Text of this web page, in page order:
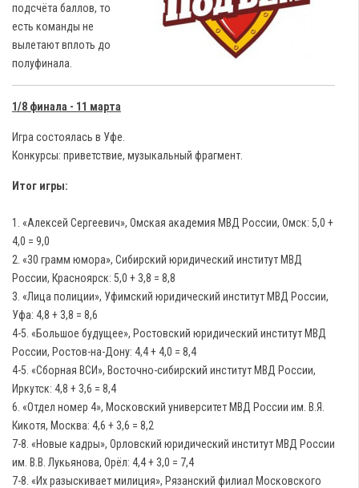
подсчёта баллов, то
есть команды не
вылетают вплоть до
полуфинала.
1/8 финала - 11 марта
Игра состоялась в Уфе.
Конкурсы: приветствие, музыкальный фрагмент.
Итог игры:
1. «Алексей Сергеевич», Омская академия МВД России, Омск: 5,0 +
4,0 = 9,0
2. «30 грамм юмора», Сибирский юридический институт МВД
России, Красноярск: 5,0 + 3,8 = 8,8
3. «Лица полиции», Уфимский юридический институт МВД России,
Уфа: 4,8 + 3,8 = 8,6
4-5. «Большое будущее», Ростовский юридический институт МВД
России, Ростов-на-Дону: 4,4 + 4,0 = 8,4
4-5. «Сборная ВСИ», Восточно-сибирский институт МВД России,
Иркутск: 4,8 + 3,6 = 8,4
6. «Отдел номер 4», Московский университет МВД России им. В.Я.
Кикотя, Москва: 4,6 + 3,6 = 8,2
7-8. «Новые кадры», Орловский юридический институт МВД России
им. В.В. Лукьянова, Орёл: 4,4 + 3,0 = 7,4
7-8. «Их разыскивает милиция», Рязанский филиал Московского